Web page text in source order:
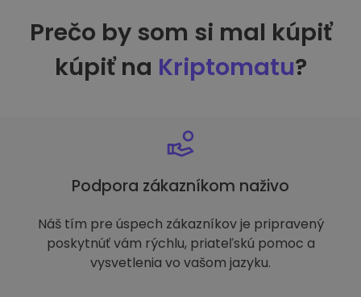
Prečo by som si mal kúpiť
kúpiť na Kriptomatu?
Podpora zákazníkom naživo
Náš tím pre úspech zákazníkov je pripravený
poskytnúť vám rýchlu, priateľskú pomoc a
vysvetlenia vo vašom jazyku.